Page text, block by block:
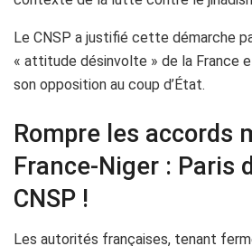
Le CNSP a justifié cette démarche
« attitude désinvolte » de la France
son opposition au coup d’État.
Rompre les accords
France-Niger : Paris
CNSP !
Les autorités françaises, tenant